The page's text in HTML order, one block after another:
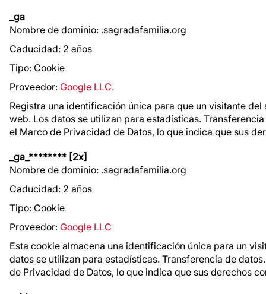
_ga
Nombre de dominio: .sagradafamilia.org
Caducidad: 2 años
Tipo: Cookie
Proveedor: Google LLC.
Registra una identificación única para que un visitante
web. Los datos se utilizan para estadísticas.
el Marco de Privacidad de Datos, lo que indica que sus
_ga_******** [2x]
Nombre de dominio: .sagradafamilia.org
Caducidad: 2 años
Tipo: Cookie
Proveedor: Google LLC
Esta cookie almacena una identificación única para un
datos se utilizan para estadísticas. Transferencia de
de Privacidad de Datos, lo que indica que sus derechos